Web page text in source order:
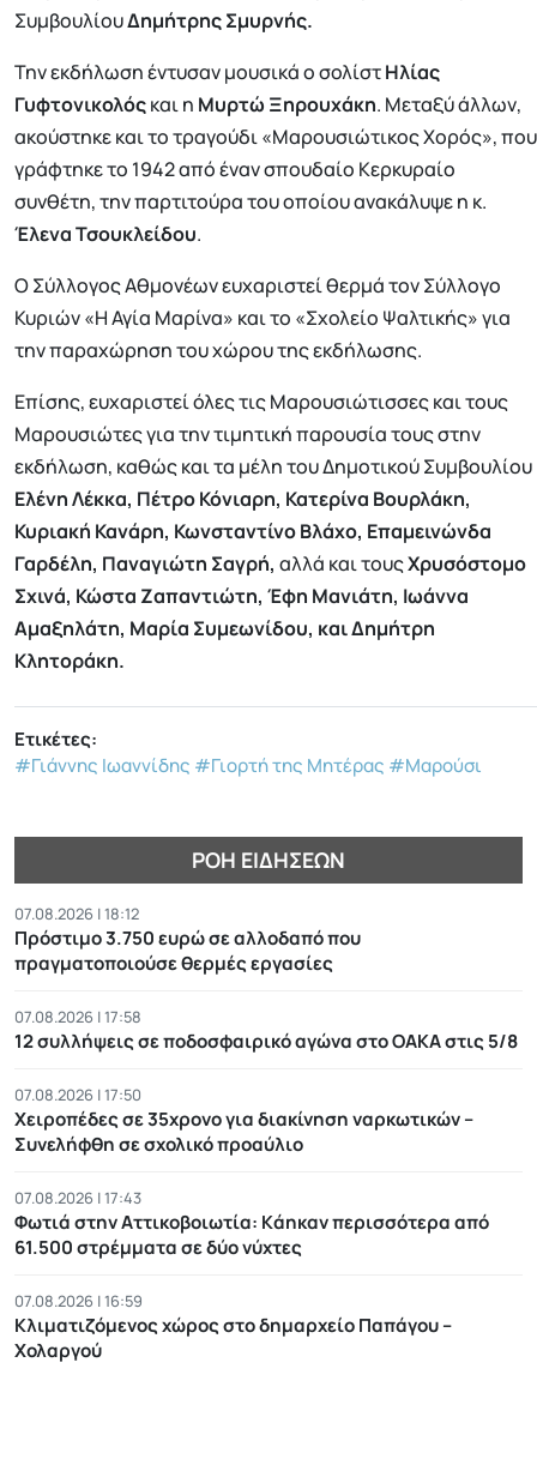
ΣυμβουλίουΔημήτρης Σμυρνής.
Την εκδήλωση έντυσαν μουσικά ο σολίστΗλίας
Γυφτονικολόςκαι η Μυρτώ Ξηρουχάκη. Μεταξύ άλλων,
ακούστηκε και το τραγούδι «Μαρουσιώτικος Χορός», που
γράφτηκε το 1942 από έναν σπουδαίο Κερκυραίο
συνθέτη, την παρτιτούρα του οποίου ανακάλυψε η κ.
Έλενα Τσουκλείδου.
Ο Σύλλογος Αθμονέων ευχαριστεί θερμά τον Σύλλογο
Κυριών «Η Αγία Μαρίνα» και το «Σχολείο Ψαλτικής» για
την παραχώρηση του χώρου της εκδήλωσης.
Επίσης, ευχαριστεί όλες τις Μαρουσιώτισσες και τους
Μαρουσιώτες για την τιμητική παρουσία τους στην
εκδήλωση, καθώς και τα μέλη του Δημοτικού Συμβουλίου
Ελένη Λέκκα, Πέτρο Κόνιαρη, Κατερίνα Βουρλάκη,
Κυριακή Κανάρη, Κωνσταντίνο Βλάχο, Επαμεινώνδα
Γαρδέλη, Παναγιώτη Σαγρή, αλλά και τουςΧρυσόστομο
Σχινά, Κώστα Ζαπαντιώτη, Έφη Μανιάτη, Ιωάννα
Αμαξηλάτη, Μαρία Συμεωνίδου, και Δημήτρη
Κλητοράκη.
Ετικέτες:
#Γιάννης Ιωαννίδης #Γιορτή της Μητέρας #Μαρούσι
ΡΟΉ ΕΙΔΉΣΕΩΝ
07.08.2026 | 18:12
Πρόστιμο 3.750 ευρώ σε αλλοδαπό που
πραγματοποιούσε θερμές εργασίες
07.08.2026 | 17:58
12 συλλήψεις σε ποδοσφαιρικό αγώνα στο ΟΑΚΑ στις 5/8
07.08.2026 | 17:50
Χειροπέδες σε 35χρονο για διακίνηση ναρκωτικών –
Συνελήφθη σε σχολικό προαύλιο
07.08.2026 | 17:43
Φωτιά στην Αττικοβοιωτία: Kάηκαν περισσότερα από
61.500 στρέμματα σε δύο νύχτες
07.08.2026 | 16:59
Κλιματιζόμενος χώρος στο δημαρχείο Παπάγου –
Χολαργού